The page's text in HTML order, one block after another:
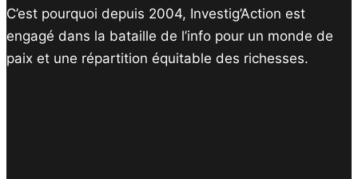
C’est pourquoi depuis 2004, Investig’Action est
engagé dans la bataille de l’info pour un monde de
paix et une répartition équitable des richesses.